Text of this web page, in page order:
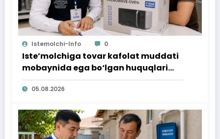
Istemolchi-Info 0
Iste’molchiga tovar kafolat muddati
mobaynida ega bo‘lgan huquqlari
ta’minlab berildi
05.08.2026